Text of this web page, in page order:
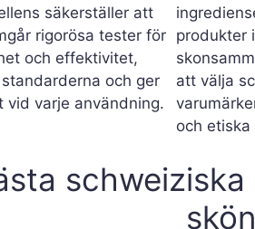
säkerställer att
rigorösa tester för
och effektivitet,
och ger
vid varje användning.
produkter
att välja
och etiska